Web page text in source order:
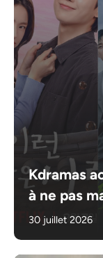
Kdramas
à ne pas
30 juillet 2026